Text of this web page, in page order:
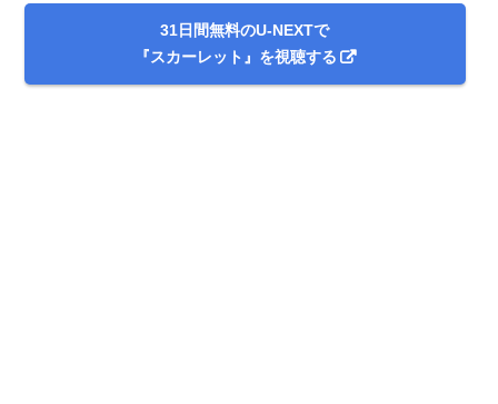
31日間無料のU-NEXTで
『スカーレット』を視聴する